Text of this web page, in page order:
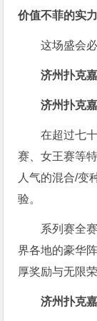
价值不菲的实
这场盛会
济州扑克
济州扑克
在超过七
赛、女王赛等
人气的混合/变
验。
系列赛全
界各地的豪华
厚奖励与无限荣
济州扑克